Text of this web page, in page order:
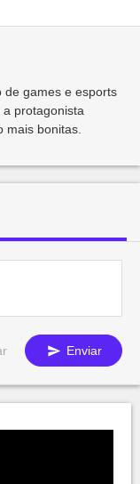
de games e esports
protagonista
mais bonitas.
Enviar